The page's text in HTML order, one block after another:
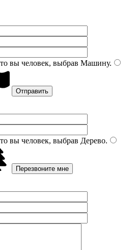
вы человек, выбрав Машину.
вы человек, выбрав Дерево.